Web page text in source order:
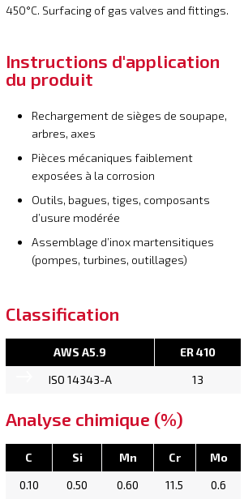
450°C. Surfacing of gas valves and fittings.
Instructions d'application
du produit
Rechargement de sièges de soupape,
arbres, axes
Pièces mécaniques faiblement
exposées à la corrosion
Outils, bagues, tiges, composants
d’usure modérée
Assemblage d’inox martensitiques
(pompes, turbines, outillages)
Classification
AWS A5.9
ER 410
ISO 14343-A
13
Analyse chimique (%)
C Si Mn Cr
Mo
0.10
0.50 0.60 11.5 0.6